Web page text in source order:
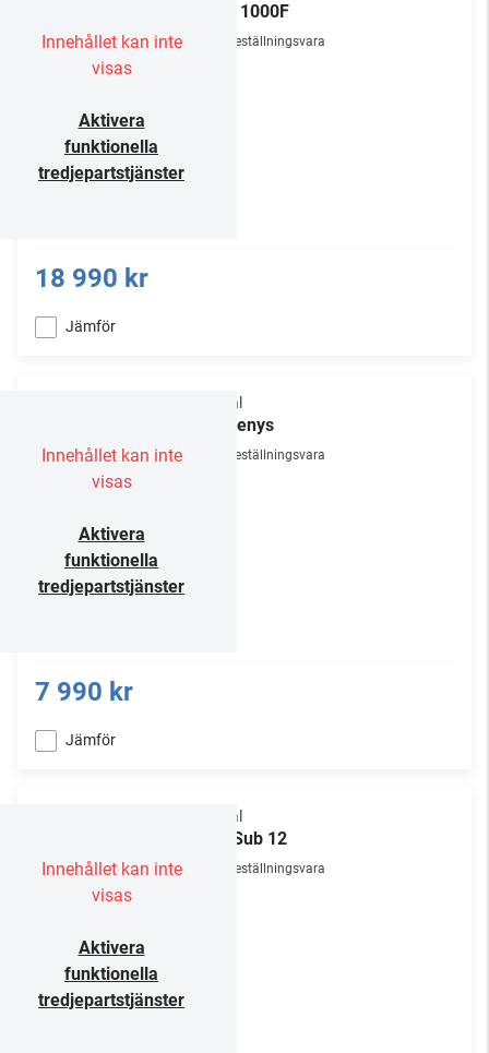
Innehållet kan inte
visas
Aktivera
funktionella
tredjepartstjänster
Sub 1000F
Beställningsvara
18 990 kr
Jämför
Innehållet kan inte
visas
Aktivera
funktionella
tredjepartstjänster
Focal
Hadenys
Beställningsvara
7 990 kr
Jämför
Innehållet kan inte
visas
Aktivera
funktionella
tredjepartstjänster
Focal
OD Sub 12
Beställningsvara